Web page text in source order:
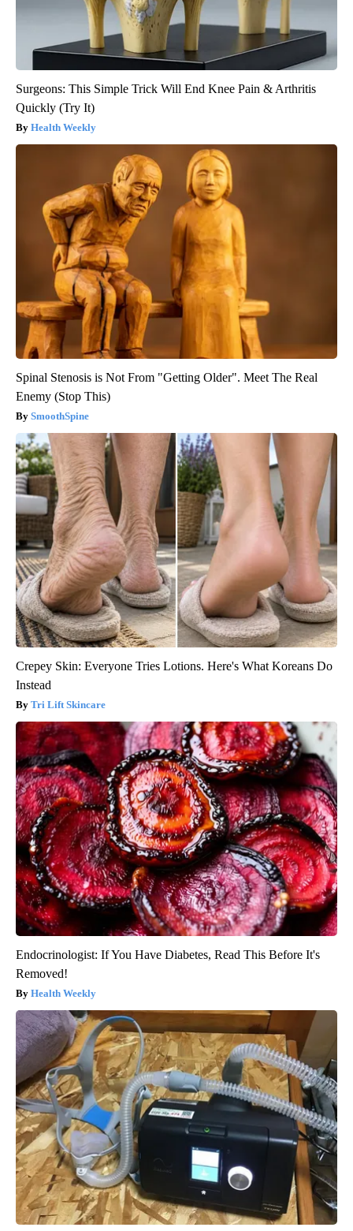
Surgeons: This Simple Trick Will End Knee Pain & Arthritis
Quickly (Try It)
Health Weekly
Spinal Stenosis is Not From "Getting Older". Meet The Real
Enemy (Stop This)
SmoothSpine
Crepey Skin: Everyone Tries Lotions. Here's What Koreans Do
Instead
Tri Lift Skincare
Endocrinologist: If You Have Diabetes, Read This Before It's
Removed!
Health Weekly